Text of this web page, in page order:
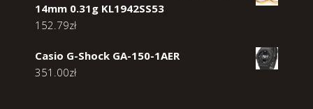
14mm 0.31g KL1942SS53
152.79zł
Casio G-Shock GA-150-1AER
351.00zł